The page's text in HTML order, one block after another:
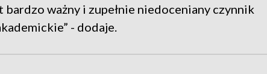
bardzo ważny i zupełnie niedoceniany czynnik
- dodaje.